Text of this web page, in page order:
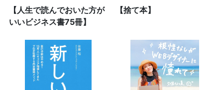
【人生で読んでおいた方が
いいビジネス書75冊】
【捨て本】